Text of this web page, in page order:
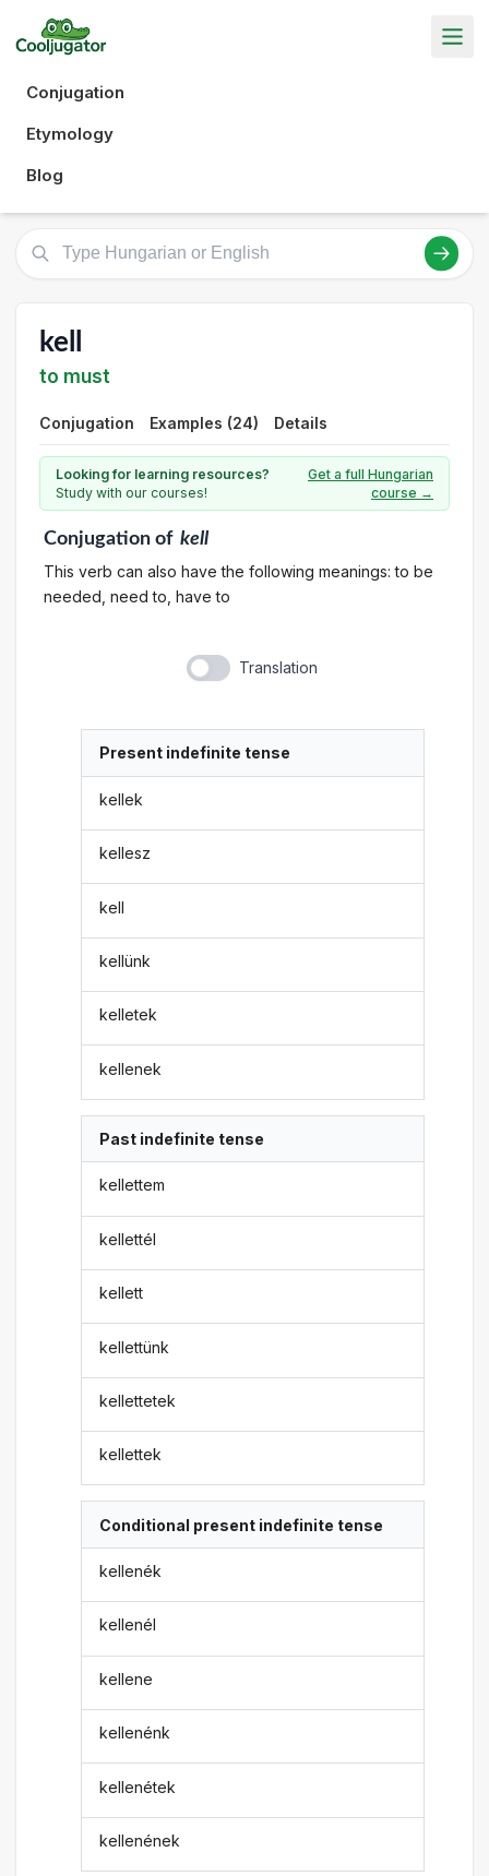
Conjugation
Etymology
Blog
kell
to must
Conjugation Examples (24) Details
Looking for learning resources?
Study with our courses!
Get a full Hungarian
course →
Conjugationof kell
This verb can also have the following meanings: to be
needed, need to, have to
Translation
Present indefinite tense
kellek
kellesz
kell
kellünk
kelletek
kellenek
Past indefinite tense
kellettem
kellettél
kellett
kellettünk
kellettetek
kellettek
Conditional present indefinite tense
kellenék
kellenél
kellene
kellenénk
kellenétek
kellenének